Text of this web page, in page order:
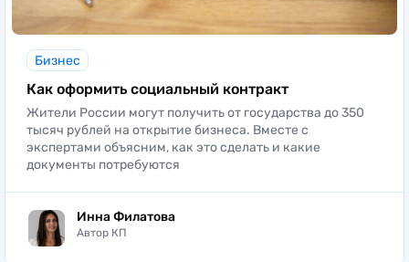
Бизнес
Как оформить социальный контракт
Жители России могут получить от государства до 350
тысяч рублей на открытие бизнеса. Вместе с
экспертами объясним, как это сделать и какие
документы потребуются
Инна Филатова
Автор КП